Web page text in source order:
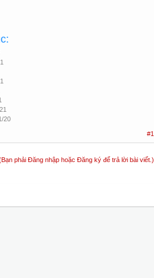
20
#1
phải Đăng nhập hoặc Đăng ký để trả lời bài viết.)